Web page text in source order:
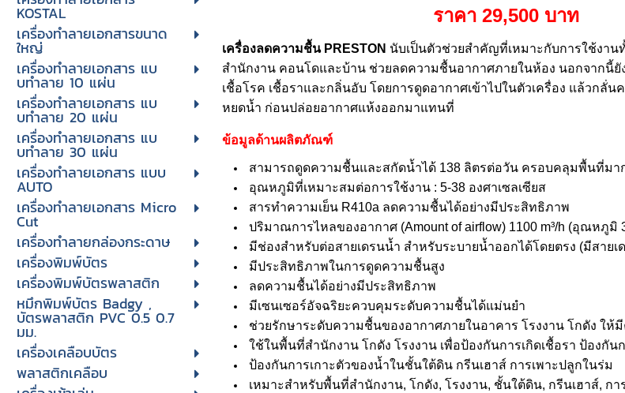
KOSTAL
เครื่องทำลายเอกสารขนาด
ใหญ่
เครื่องทําลายเอกสาร แบ
บทําลาย 10 แผ่น
เครื่องทําลายเอกสาร แบ
บทําลาย 20 แผ่น
เครื่องทําลายเอกสาร แบ
บทําลาย 30 แผ่น
เครื่องทำลายเอกสาร แบบ
AUTO
เครื่องทำลายเอกสาร Micro
Cut
เครื่องทำลายกล่องกระดาษ
เครื่องพิมพ์บัตร
เครื่องพิมพ์บัตรพลาสติก
หมึกพิมพ์บัตร Badgy ,
บัตรพลาสติก PVC 0.5 0.7
มม.
เครื่องเคลือบบัตร
พลาสติกเคลือบ
ราคา 29,500บาท
เครื่องลดความชื้น PRESTON นับเป็นตัวช่วยสำคัญที่เหมาะกับการใช้งา
สำนักงาน คอนโดและบ้าน ช่วยลดความชื้นอากาศภายในห้อง นอกจากนี้ยั
เชื้อโรค เชื้อราและกลิ่นอับ โดยการดูดอากาศเข้าไปในตัวเครื่อง แล้วกลั่
หยดน้ำ ก่อนปล่อยอากาศแห้งออกมาแทนที่
ข้อมูลด้านผลิตภัณฑ์
สามารถดูดความชื้นและสกัดน้ำได้ 138 ลิตรต่อวัน ครอบคลุมพื้นที่มา
อุณหภูมิที่เหมาะสมต่อการใช้งาน : 5-38 องศาเซลเซียส
สารทำความเย็น R410a ลดความชื้นได้อย่างมีประสิทธิภาพ
ปริมาณการไหลของอากาศ (Amount of airflow) 1100 m³/h (อุณหภูมิ
มีช่องสำหรับต่อสายเดรนน้ำ สำหรับระบายน้ำออกได้โดยตรง (มีสายเ
มีประสิทธิภาพในการดูดความชื้นสูง
ลดความชื้นได้อย่างมีประสิทธิภาพ
มีเซนเซอร์อัจฉริยะควบคุมระดับความชื้นได้แม่นยำ
ช่วยรักษาระดับความชื้นของอากาศภายในอาคาร โรงงาน โกดัง ให้
ใช้ในพื้นที่สำนักงาน โกดัง โรงงาน เพื่อป้องกันการเกิดเชื้อรา ป้องกั
ป้องกันการเกาะตัวของน้ำในชั้นใต้ดิน กรีนเฮาส์ การเพาะปลูกในร่ม
เหมาะสำหรับพื้นที่สำนักงาน, โกดัง, โรงงาน, ชั้นใต้ดิน, กรีนเฮาส์, กา